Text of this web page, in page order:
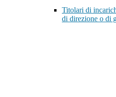
Titolari di
di direzione o di